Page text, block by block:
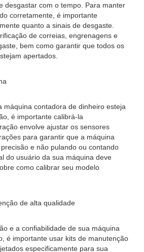
desgastar com o tempo. Para manter
corretamente, é importante
quanto a sinais de desgaste.
de correias, engrenagens e
bem como garantir que todos os
apertados.
máquina contadora de dinheiro esteja
é importante calibrá-la
envolve ajustar os sensores
para garantir que a máquina
e não pulando ou contando
do usuário da sua máquina deve
como calibrar seu modelo
de alta qualidade
e a confiabilidade de sua máquina
é importante usar kits de manutenção
especificamente para sua